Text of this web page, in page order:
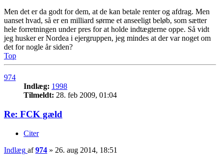
Men det er da godt for dem, at de kan betale renter og afdrag. Men
uanset hvad, så er en milliard sørme et anseeligt beløb, som sætter
hele forretningen under pres for at holde indtægterne oppe. Så vidt
jeg husker er Nordea i ejergruppen, jeg mindes at der var noget om
det for nogle år siden?
Top
974
Indlæg: 1998
Tilmeldt: 28. feb 2009, 01:04
Re: FCK gæld
Citer
Indlæg af974 » 26. aug 2014, 18:51